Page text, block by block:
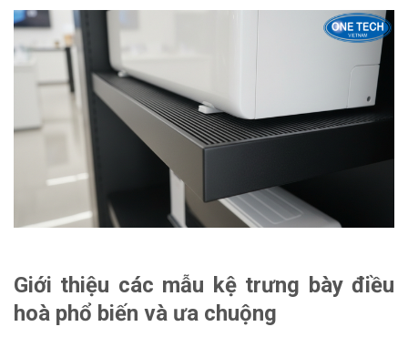
Giới thiệu các mẫu kệ trưng bày điều
hoà phổ biến và ưa chuộng